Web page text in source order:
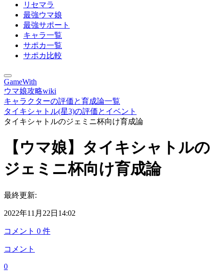
リセマラ
最強ウマ娘
最強サポート
キャラ一覧
サポカ一覧
サポカ比較
GameWith
ウマ娘攻略wiki
キャラクターの評価と育成論一覧
タイキシャトル(星3)の評価とイベント
タイキシャトルのジェミニ杯向け育成論
【ウマ娘】タイキシャトルの
ジェミニ杯向け育成論
最終更新:
2022年11月22日14:02
コメント 0 件
コメント
0